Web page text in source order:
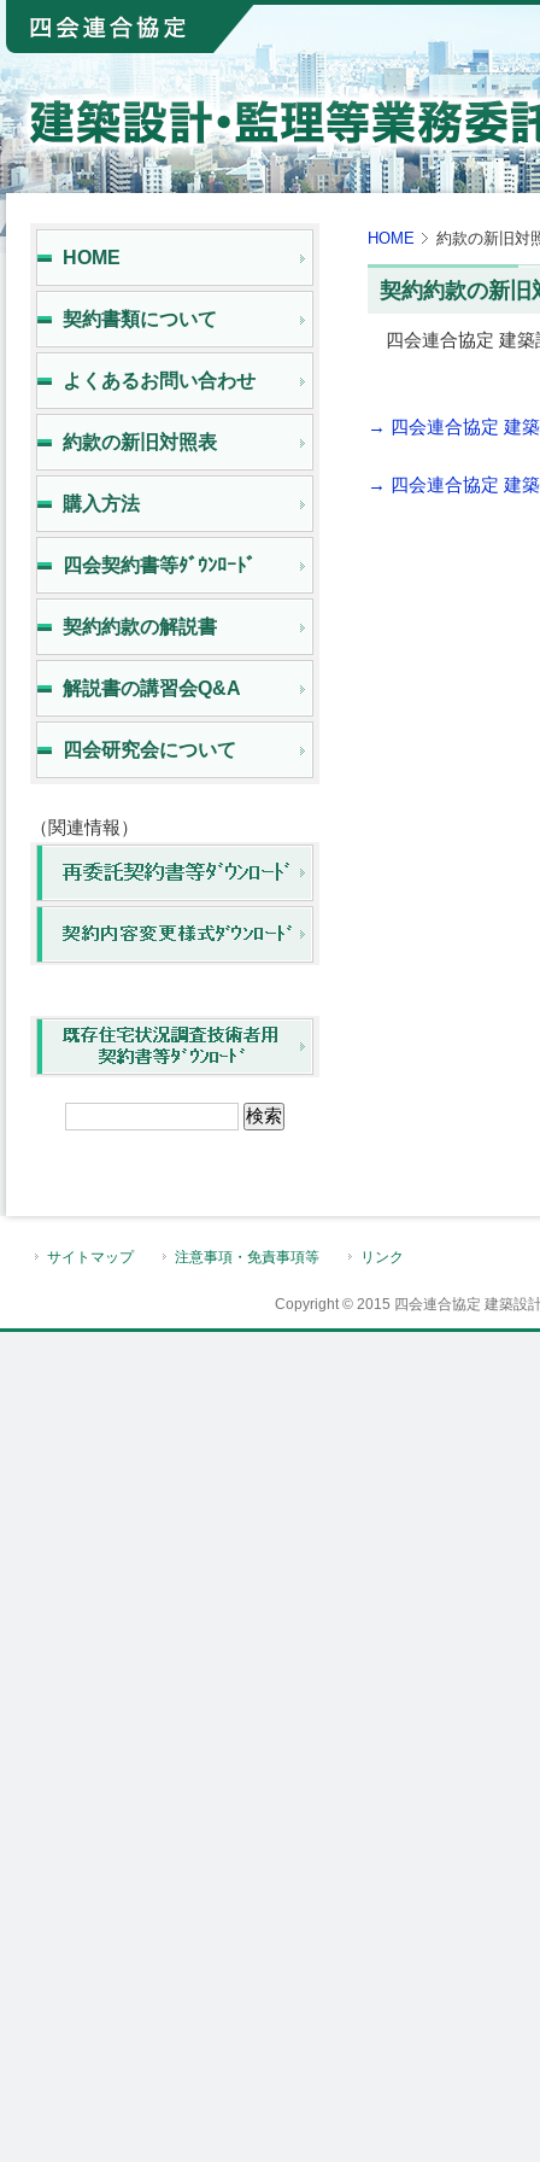
HOME 約款の新旧対
契約約款の新旧
四会連合協定 建築
→ 四会連合協定 建
→ 四会連合協定 建
HOME
契約書類について
よくあるお問い合わせ
約款の新旧対照表
購入方法
四会契約書等ﾀﾞｳﾝﾛｰﾄﾞ
契約約款の解説書
解説書の講習会Q&A
四会研究会について
（関連情報）
サイトマップ 注意事項・免責事項等 リンク
Copyright © 2015 四会連合協定 建築設